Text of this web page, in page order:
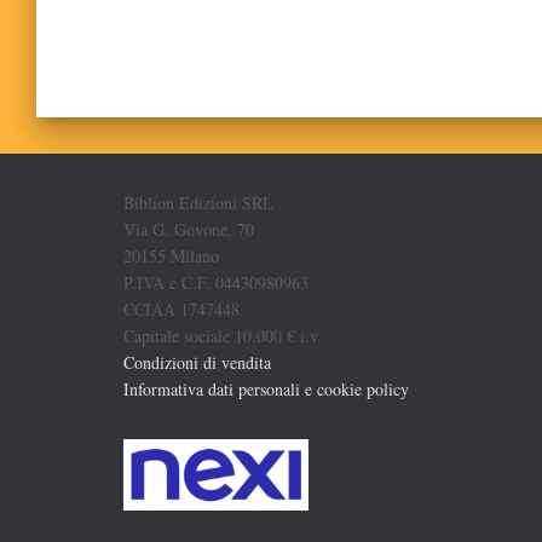
Biblion Edizioni SRL
Via G. Govone, 70
20155 Milano
P.IVA e C.F. 04430980963
CCIAA 1747448
Capitale sociale 10.000 € i.v.
Condizioni di vendita
Informativa dati personali e cookie policy